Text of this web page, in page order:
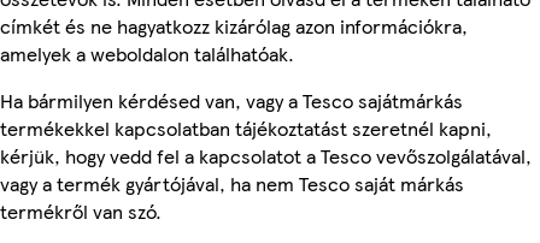
címkét és ne hagyatkozz kizárólag azon információkra,
amelyek a weboldalon találhatóak.
Ha bármilyen kérdésed van, vagy a Tesco sajátmárkás
termékekkel kapcsolatban tájékoztatást szeretnél kapni,
kérjük, hogy vedd fel a kapcsolatot a Tesco vevőszolgálatával,
vagy a termék gyártójával, ha nem Tesco saját márkás
termékről van szó.